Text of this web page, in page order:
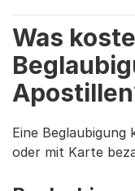
Was
Eine
oder mit Karte